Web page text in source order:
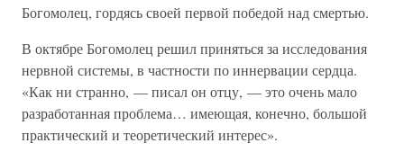
Богомолец, гордясь своей первой победой над смертью.
В октябре Богомолец решил приняться за исследования
нервной системы, в частности по иннервации сердца.
«Как ни странно, — писал он отцу, — это очень мало
разработанная проблема… имеющая, конечно, большой
практический и теоретический интерес».